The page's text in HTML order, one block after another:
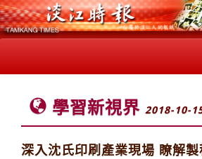
學習新視界 2018-10-
深入沈氏印刷產業現場 瞭解